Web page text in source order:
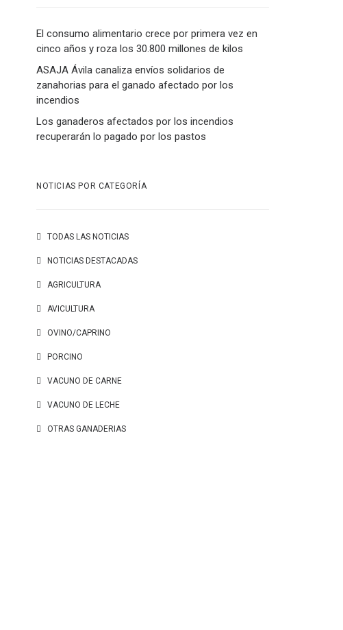
El consumo alimentario crece por primera vez en
cinco años y roza los 30.800 millones de kilos
ASAJA Ávila canaliza envíos solidarios de
zanahorias para el ganado afectado por los
incendios
Los ganaderos afectados por los incendios
recuperarán lo pagado por los pastos
NOTICIAS POR CATEGORÍA
TODAS LAS NOTICIAS
NOTICIAS DESTACADAS
AGRICULTURA
AVICULTURA
OVINO/CAPRINO
PORCINO
VACUNO DE CARNE
VACUNO DE LECHE
OTRAS GANADERIAS